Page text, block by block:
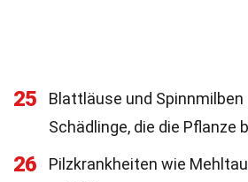
25
Blattläuse und Spinnmilben
Schädlinge, die die Pflanze
26
Pilzkrankheiten wie